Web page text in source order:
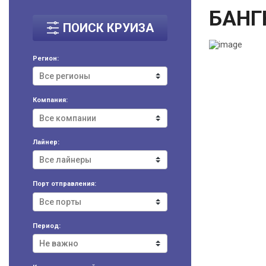
ПОИСК КРУИЗА
Регион:
Компания:
Лайнер:
Порт отправления:
Период: